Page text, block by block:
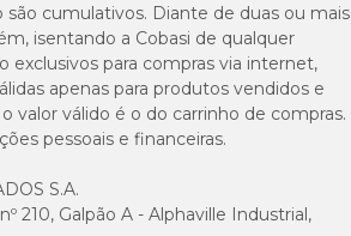
cumulativos. Diante de duas ou mais
isentando a Cobasi de qualquer
exclusivos para compras via internet,
apenas para produtos vendidos e
valor válido é o do carrinho de compras.
pessoais e financeiras.
S.A.
210, Galpão A - Alphaville Industrial,